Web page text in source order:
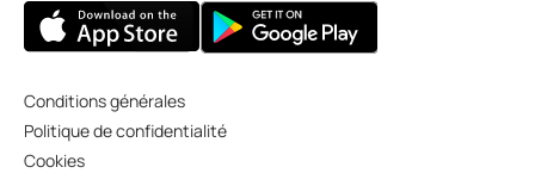
Conditions générales
Politique de confidentialité
Cookies